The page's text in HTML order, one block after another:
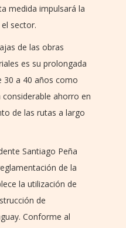
medida impulsará la
sector.
de las obras
es su prolongada
30 a 40 años como
ahorro en
de las rutas a largo
Santiago Peña
de la
la utilización de
de
Conforme al